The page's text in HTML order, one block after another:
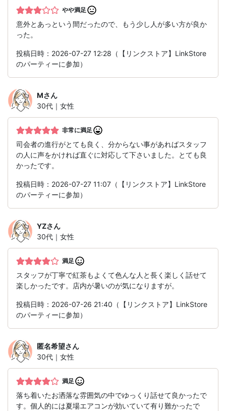
やや満足
意外とあっという間だったので、もう少し人が多い方が良か
った。
投稿日時：2026-07-27 12:28（【リンクストア】LinkStore
のパーティーに参加）
Mさん
30代｜女性
非常に満足
司会者の進行がとても良く、分からない事があればスタッフ
の人に声をかければ直ぐに対応して下さいました。とても良
かったです。
投稿日時：2026-07-27 11:07（【リンクストア】LinkStore
のパーティーに参加）
YZさん
30代｜女性
満足
スタッフが丁寧で紅茶もよくて色んな人と長く楽しく話せて
楽しかったです。店内が暑いのが気になりますが。
投稿日時：2026-07-26 21:40（【リンクストア】LinkStore
のパーティーに参加）
匿名希望さん
30代｜女性
満足
落ち着いたお洒落な雰囲気の中でゆっくり話せて良かったで
す。個人的には夏場エアコンが効いていて有り難かったで